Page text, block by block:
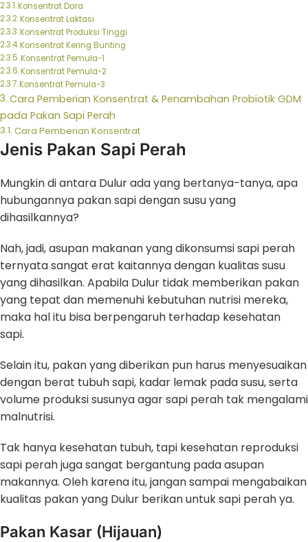
Konsentrat Dara
Konsentrat Laktasi
Konsentrat Produksi Tinggi
Konsentrat Kering Bunting
Konsentrat Pemula-1
Konsentrat Pemula-2
Konsentrat Pemula-3
Cara Pemberian Konsentrat & Penambahan Probiotik GDM
pada Pakan Sapi Perah
Cara Pemberian Konsentrat
Jenis Pakan Sapi Perah
Mungkin di antara Dulur ada yang bertanya-tanya, apa
hubungannya pakan sapi dengan susu yang
dihasilkannya?
Nah, jadi, asupan makanan yang dikonsumsi sapi perah
ternyata sangat erat kaitannya dengan kualitas susu
yang dihasilkan. Apabila Dulur tidak memberikan pakan
yang tepat dan memenuhi kebutuhan nutrisi mereka,
maka hal itu bisa berpengaruh terhadap kesehatan
sapi.
Selain itu, pakan yang diberikan pun harus menyesuaikan
dengan berat tubuh sapi, kadar lemak pada susu, serta
volume produksi susunya agar sapi perah tak mengalami
malnutrisi.
Tak hanya kesehatan tubuh, tapi kesehatan reproduksi
sapi perah juga sangat bergantung pada asupan
makannya. Oleh karena itu, jangan sampai mengabaikan
kualitas pakan yang Dulur berikan untuk sapi perah ya.
Pakan Kasar (Hijauan)